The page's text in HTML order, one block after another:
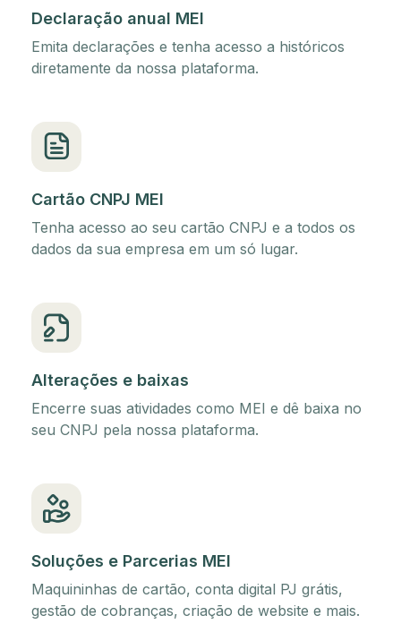
Declaração anual MEI
Emita declarações e tenha acesso a históricos
diretamente da nossa plataforma.
Cartão CNPJ MEI
Tenha acesso ao seu cartão CNPJ e a todos os
dados da sua empresa em um só lugar.
Alterações e baixas
Encerre suas atividades como MEI e dê baixa no
seu CNPJ pela nossa plataforma.
Soluções e Parcerias MEI
Maquininhas de cartão, conta digital PJ grátis,
gestão de cobranças, criação de website e mais.